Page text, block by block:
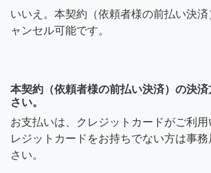
いいえ。本契約（依頼者様の前払い決
ャンセル可能です。
本契約（依頼者様の前払い決済）の決
さい。
お支払いは、クレジットカードがご利用
レジットカードをお持ちでない方は事
さい。